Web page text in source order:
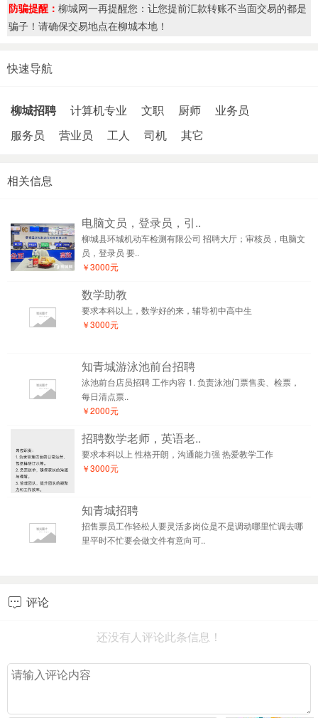
防骗提醒： 柳城网一再提醒您：让您提前汇款转账不当面交易的都是
骗子！请确保交易地点在柳城本地！
快速导航
柳城招聘 计算机专业 文职 厨师
业务员
服务员
营业员 工人 司机 其它
相关信息
电脑文员，登录员，引..
柳城县环城机动车检测有限公司 招聘大厅；审核员，电脑文
员，登录员 要..
￥3000元
数学助教
要求本科以上，数学好的来，辅导初中高中生
￥3000元
知青城游泳池前台招聘
泳池前台店员招聘 工作内容 1. 负责泳池门票售卖、检票，
每日清点票..
￥2000元
招聘数学老师，英语老..
要求本科以上 性格开朗，沟通能力强 热爱教学工作
￥3000元
知青城招聘
招售票员工作轻松人要灵活多岗位是不是调动哪里忙调去哪
里平时不忙要会做文件有意向可..
 评论
还没有人评论此条信息！